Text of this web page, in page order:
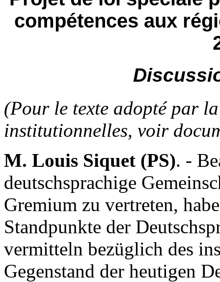
compétences aux
(Pour le texte adopté par
institutionnelles, voir
M. Louis Siquet (PS). -
deutschsprachige
Gremium zu vertreten,
Standpunkte der
vermitteln bezüglich des
Gegenstand der heutigen